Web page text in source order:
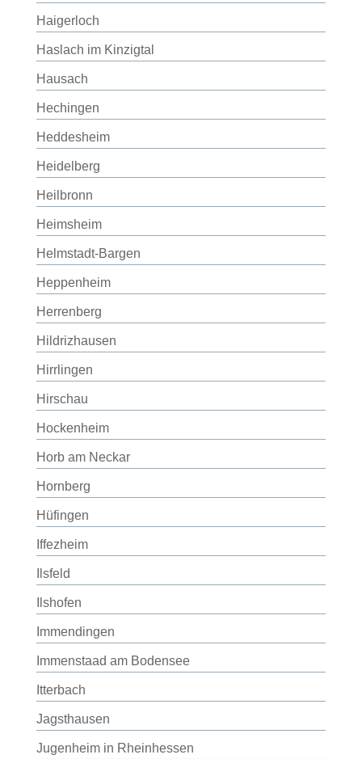
Haigerloch
Haslach im Kinzigtal
Hausach
Hechingen
Heddesheim
Heidelberg
Heilbronn
Heimsheim
Helmstadt-Bargen
Heppenheim
Herrenberg
Hildrizhausen
Hirrlingen
Hirschau
Hockenheim
Horb am Neckar
Hornberg
Hüfingen
Iffezheim
Ilsfeld
Ilshofen
Immendingen
Immenstaad am Bodensee
Itterbach
Jagsthausen
Jugenheim in Rheinhessen